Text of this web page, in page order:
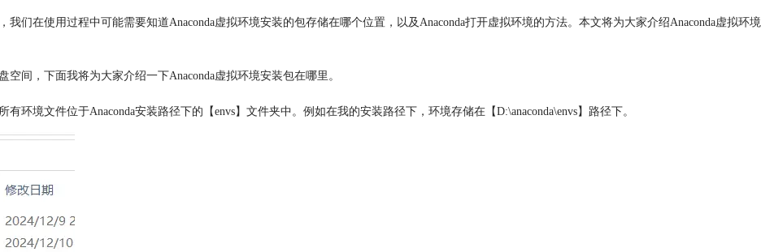
我们在使用过程中可能需要知道Anaconda虚拟环境安装的包存储在哪个位置，以及Anaconda打开虚拟环境的方法。本文将为大家介绍Anaconda虚拟环境
间，下面我将为大家介绍一下Anaconda虚拟环境安装包在哪里。
环境文件位于Anaconda安装路径下的【envs】文件夹中。例如在我的安装路径下，环境存储在【D:\anaconda\envs】路径下。